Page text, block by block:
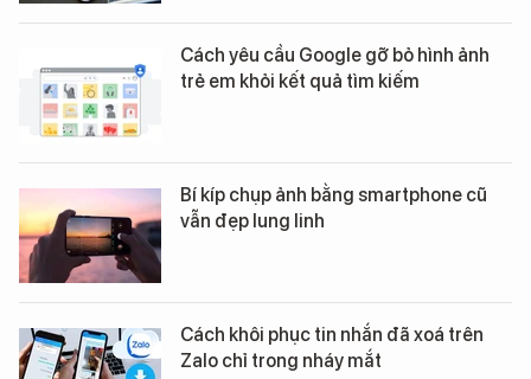
Cách yêu cầu Google gỡ bỏ hình ảnh
trẻ em khỏi kết quả tìm kiếm
Bí kíp chụp ảnh bằng smartphone cũ
vẫn đẹp lung linh
Cách khôi phục tin nhắn đã xoá trên
Zalo chỉ trong nháy mắt